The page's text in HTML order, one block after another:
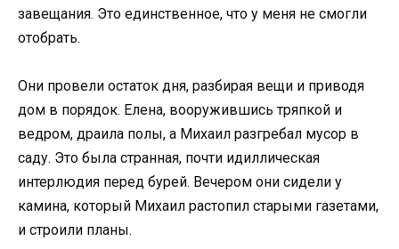
завещания. Это единственное, что у меня не смогли
отобрать.
Они провели остаток дня, разбирая вещи и приводя
дом в порядок. Елена, вооружившись тряпкой и
ведром, драила полы, а Михаил разгребал мусор в
саду. Это была странная, почти идиллическая
интерлюдия перед бурей. Вечером они сидели у
камина, который Михаил растопил старыми газетами,
и строили планы.